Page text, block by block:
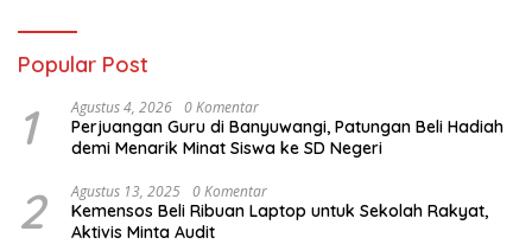
Popular Post
1 Agustus 4, 2026 0 Komentar
Perjuangan Guru di Banyuwangi, Patungan Beli Hadiah
demi Menarik Minat Siswa ke SD Negeri
2 Agustus 13, 2025 0 Komentar
Kemensos Beli Ribuan Laptop untuk Sekolah Rakyat,
Aktivis Minta Audit